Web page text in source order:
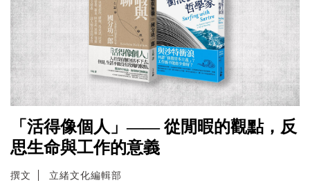
「活得像個人」—— 從閒暇的觀點，反
思生命與工作的意義
撰文 立緒文化編輯部